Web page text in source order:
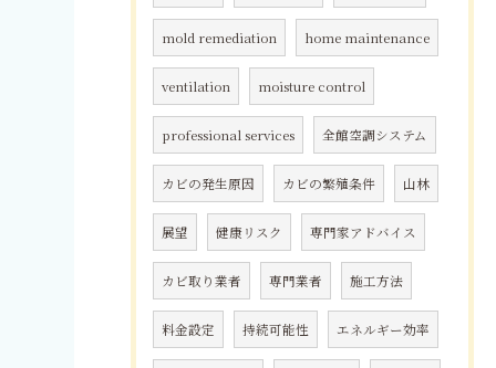
mold remediation home maintenance
ventilation moisture control
professional services 全館空調システム
カビの発生原因 カビの繁殖条件 山林
展望 健康リスク 専門家アドバイス
カビ取り業者 専門業者 施工方法
料金設定 持続可能性 エネルギー効率